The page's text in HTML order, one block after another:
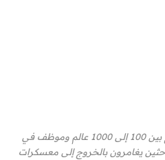
تضم محطة ماكموردو ما يتراوح بين 100 إلى 1000 عالم وموظف في
يغامرون بالخروج إلى معسكرات